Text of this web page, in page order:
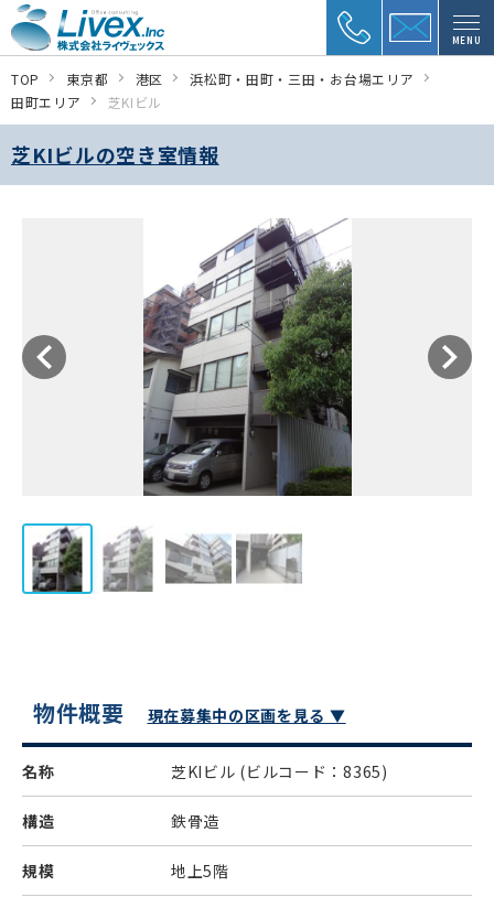
MENU
TOP 東京都 港区
浜松町・田町・三田・お台場エリア
田町エリア
芝KIビル
芝KIビルの空き室情報
物件概要 現在募集中の区画を見る ▼
名称 芝KIビル (ビルコード：8365)
構造 鉄骨造
規模 地上5階